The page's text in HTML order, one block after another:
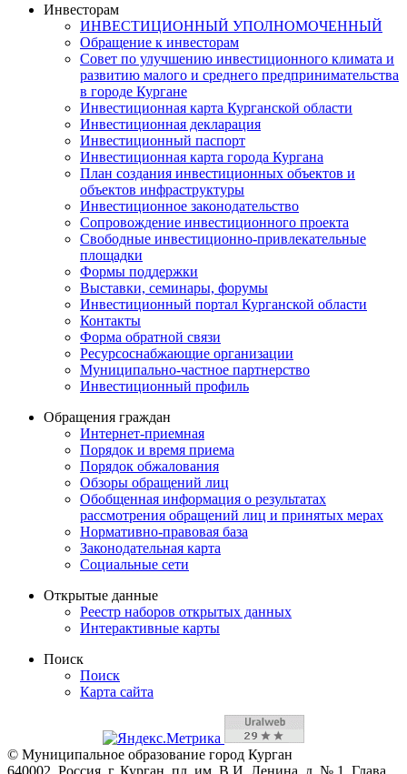
Инвесторам
ИНВЕСТИЦИОННЫЙ УПОЛНОМОЧЕННЫЙ
Обращение к инвесторам
Совет по улучшению инвестиционного климата и
развитию малого и среднего предпринимательства
в городе Кургане
Инвестиционная карта Курганской области
Инвестиционная декларация
Инвестиционный паспорт
Инвестиционная карта города Кургана
План создания инвестиционных объектов и
объектов инфраструктуры
Инвестиционное законодательство
Сопровождение инвестиционного проекта
Свободные инвестиционно-привлекательные
площадки
Формы поддержки
Выставки, семинары, форумы
Инвестиционный портал Курганской области
Контакты
Форма обратной связи
Ресурсоснабжающие организации
Муниципально-частное партнерство
Инвестиционный профиль
Обращения граждан
Интернет-приемная
Порядок и время приема
Порядок обжалования
Обзоры обращений лиц
Обобщенная информация о результатах
рассмотрения обращений лиц и принятых мерах
Нормативно-правовая база
Законодательная карта
Социальные сети
Открытые данные
Реестр наборов открытых данных
Интерактивные карты
Поиск
Поиск
Карта сайта
© Муниципальное образование город Курган
640002, Россия, г. Курган, пл. им. В.И. Ленина, д. № 1, Глава